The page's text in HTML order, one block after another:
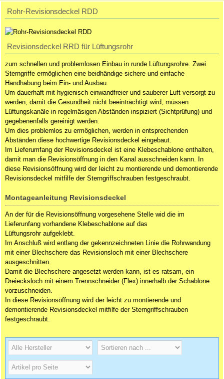
Rohr-Revisionsdeckel RDD
Revisionsdeckel RRD für Lüftungsrohr
zum schnellen und problemlosen Einbau in runde Lüftungsrohre. Zwei
Sterngriffe ermöglichen eine beidhändige sichere und einfache
Handhabung beim Ein- und Ausbau.
Um dauerhaft mit hygienisch einwandfreier und sauberer Luft versorgt zu
werden, damit die Gesundheit nicht beeinträchtigt wird, müssen
Lüftungskanäle in regelmäsigen Abständen inspiziert (Sichtprüfung) und
gegebenenfalls gereinigt werden.
Um dies problemlos zu ermöglichen, werden in entsprechenden
Abständen diese hochwertige Revisionsdeckel eingebaut.
Im Lieferumfang der Revisionsdeckel ist eine Klebeschablone enthalten,
damit man die Revisionsöffnung in den Kanal ausschneiden kann. In
diese Revisionsöffnung wird der leicht zu montierende und demontierende
Revisionsdeckel mitfilfe der Sterngriffschrauben festgeschraubt.
Montageanleitung Revisionsdeckel
An der für die Revisionsöffnung vorgesehene Stelle wid die im
Lieferunfang vorhandene Klebeschablone auf das
Lüftungsrohr aufgeklebt.
Im Anschluß wird entlang der gekennzeichneten Linie die Rohrwandung
mit einer Blechschere das Revisionsloch mit einer Blechschere
ausgeschnitten.
Damit die Blechschere angesetzt werden kann, ist es ratsam, ein
Dreiecksloch mit einem Trennschneider (Flex) innerhalb der Schablone
vorzuschneiden.
In diese Revisionsöffnung wird der leicht zu montierende und
demontierende Revisionsdeckel mitfilfe der Sterngriffschrauben
festgeschraubt.